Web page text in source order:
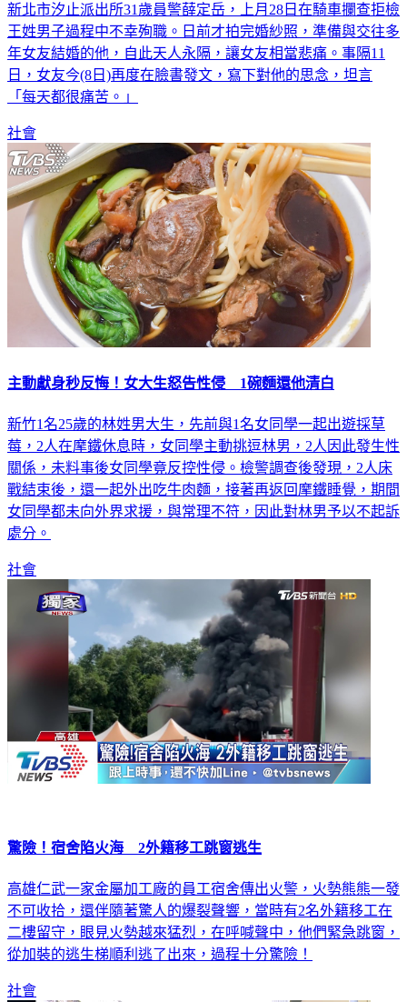
新北市汐止派出所31歲員警薛定岳，上月28日在騎車攔查拒檢
王姓男子過程中不幸殉職。日前才拍完婚紗照，準備與交往多
年女友結婚的他，自此天人永隔，讓女友相當悲痛。事隔11
日，女友今(8日)再度在臉書發文，寫下對他的思念，坦言
「每天都很痛苦。」
社會
主動獻身秒反悔！女大生怒告性侵 1碗麵還他清白
新竹1名25歲的林姓男大生，先前與1名女同學一起出遊採草
莓，2人在摩鐵休息時，女同學主動挑逗林男，2人因此發生性
關係，未料事後女同學竟反控性侵。檢警調查後發現，2人床
戰結束後，還一起外出吃牛肉麵，接著再返回摩鐵睡覺，期間
女同學都未向外界求援，與常理不符，因此對林男予以不起訴
處分。
社會
驚險！宿舍陷火海 2外籍移工跳窗逃生
高雄仁武一家金屬加工廠的員工宿舍傳出火警，火勢熊熊一發
不可收拾，還伴隨著驚人的爆裂聲響，當時有2名外籍移工在
二樓留守，眼見火勢越來猛烈，在呼喊聲中，他們緊急跳窗，
從加裝的逃生梯順利逃了出來，過程十分驚險！
社會